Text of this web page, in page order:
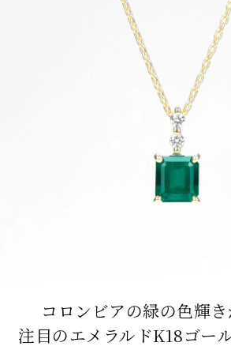
コロンビアの緑の色輝き
注目のエメラルドK18ゴー